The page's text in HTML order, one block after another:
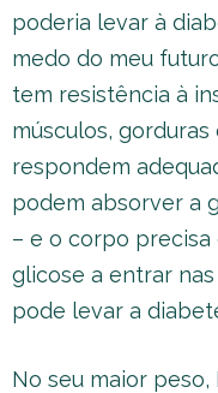
poderia levar à
medo do meu
tem resistência à
músculos,
respondem
podem absorver a
– e o corpo precisa
glicose a entrar
pode levar a
No seu maior peso,